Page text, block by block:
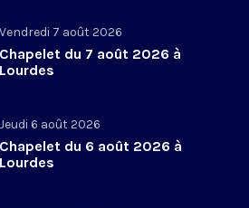
Vendredi 7 août 2026
Chapelet du 7 août 2026 à
Lourdes
Jeudi 6 août 2026
Chapelet du 6 août 2026 à
Lourdes